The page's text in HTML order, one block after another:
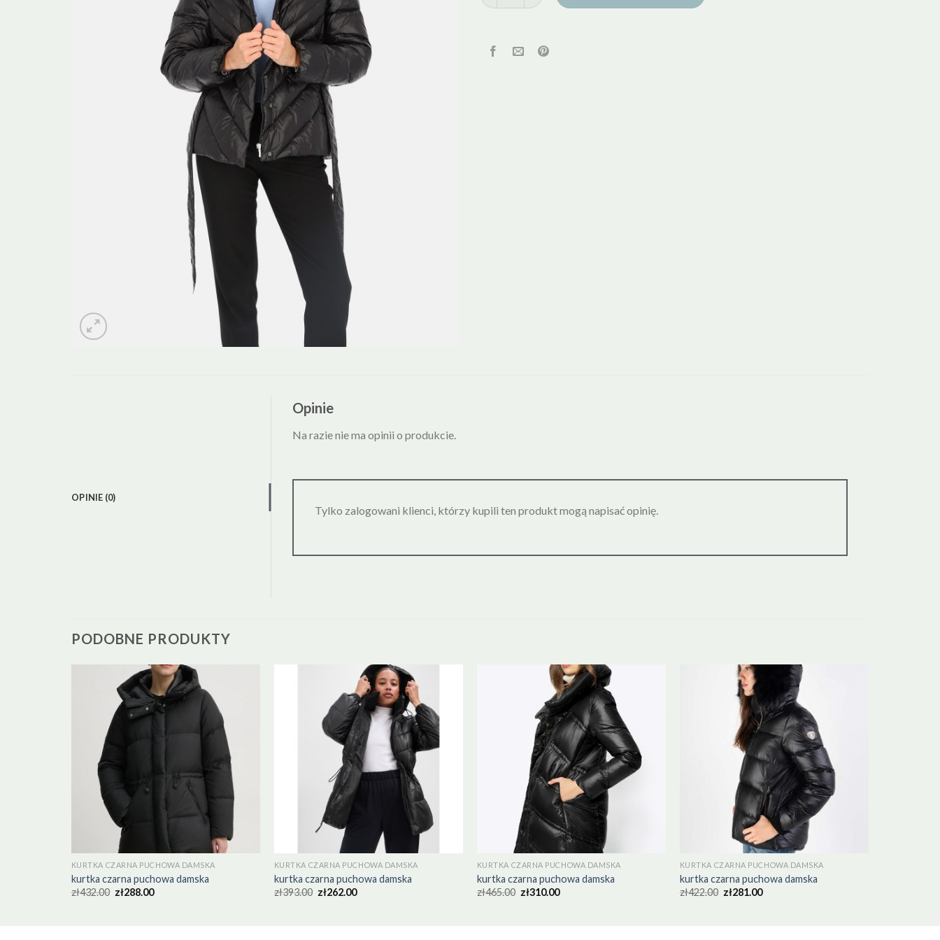
OPINIE (0)
Opinie
Na razie nie ma opinii o produkcie.
Tylko zalogowani klienci, którzy kupili ten produkt mogą napisać opinię.
PODOBNE PRODUKTY
KURTKA CZARNA PUCHOWA DAMSKA
kurtka czarna puchowa damska
zł432.00 zł288.00
KURTKA CZARNA PUCHOWA DAMSKA
kurtka czarna puchowa damska
zł393.00 zł262.00
KURTKA CZARNA PUCHOWA DAMSKA
kurtka czarna puchowa damska
zł465.00 zł310.00
KURTKA CZARNA PUCHOWA DAMSKA
kurtka czarna puchowa damska
zł422.00 zł281.00